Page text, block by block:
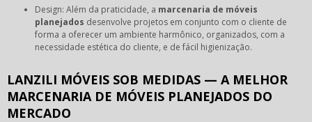
Design: Além da praticidade, a marcenaria de móveis
planejados desenvolve projetos em conjunto com o cliente de
forma a oferecer um ambiente harmônico, organizados, com a
necessidade estética do cliente, e de fácil higienização.
LANZILI MÓVEIS SOB MEDIDAS — A MELHOR
MARCENARIA DE MÓVEIS PLANEJADOS DO
MERCADO